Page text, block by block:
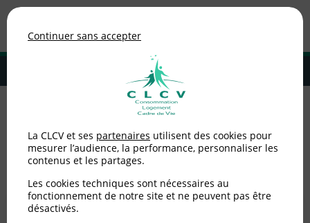
MENU
Adhérer à la CLCV
Eau / ANC
Continuer sans accepter
La CLCV et ses partenaires utilisent des cookies pour
mesurer l’audience, la performance, personnaliser les
contenus et les partages.
Les cookies techniques sont nécessaires au
fonctionnement de notre site et ne peuvent pas être
désactivés.